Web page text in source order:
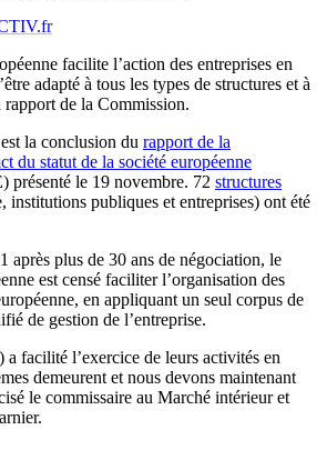
facilite l’action des entreprises en
adapté à tous les types de structures et à
rapport de la Commission.
la conclusion du rapport de la
du statut de la société européenne
présenté le 19 novembre. 72 structures
institutions publiques et entreprises) ont été
après plus de 30 ans de négociation, le
est censé faciliter l’organisation des
en appliquant un seul corpus de
de gestion de l’entreprise.
a facilité l’exercice de leurs activités en
demeurent et nous devons maintenant
le commissaire au Marché intérieur et